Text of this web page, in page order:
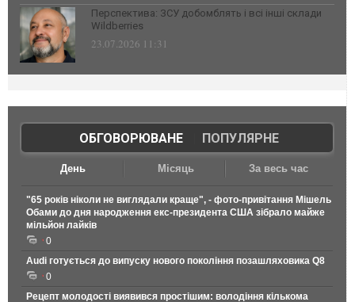
Перспектива: ЗСУ добомблять і всі інші склади
Wildberries
23.07.2026 11:31
ОБГОВОРЮВАНЕ| ПОПУЛЯРНЕ
День Місяць За весь час
"65 років ніколи не виглядали краще", - фото-привітання Мішель
Обами до дня народження екс-президента США зібрало майже
мільйон лайків
0
Audi готується до випуску нового покоління позашляховика Q8
0
Рецепт молодості виявився простішим: володіння кількома